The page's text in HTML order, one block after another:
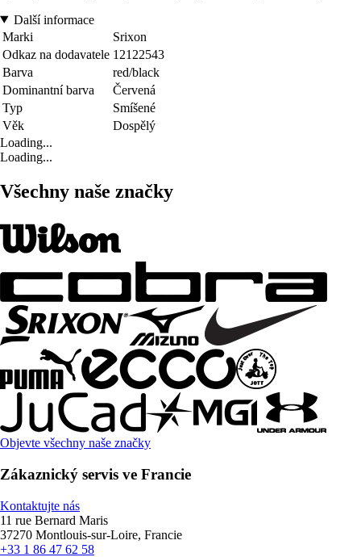
Další informace
Marki
Srixon
Odkaz na dodavatele 12122543
Barva
red/black
Dominantní barva
Červená
Typ
Smíšené
Věk
Dospělý
Loading...
Loading...
Všechny naše značky
Objevte všechny naše značky
Zákaznický servis ve Francie
Kontaktujte nás
11 rue Bernard Maris
37270 Montlouis-sur-Loire, Francie
+33 1 86 47 62 58